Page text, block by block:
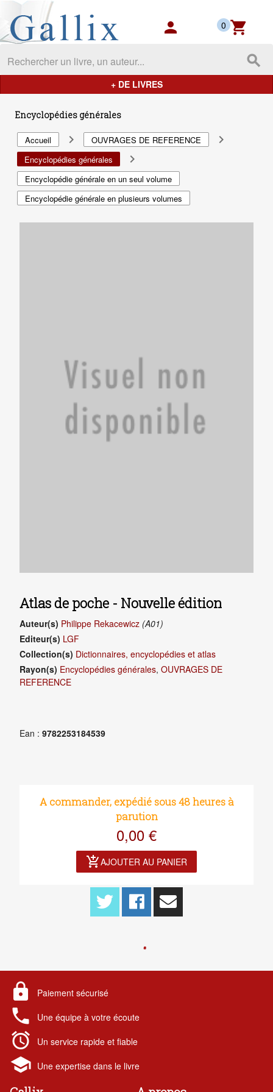
Gallix - les mondes du livres
person shopping_cart
0
search
+ DE LIVRES
Encyclopédies générales
Accueil navigate_next OUVRAGES DE REFERENCE navigate_next
Encyclopédies générales navigate_next
Encyclopédie générale en un seul volume
Encyclopédie générale en plusieurs volumes
Atlas de poche - Nouvelle édition
Auteur(s) Philippe Rekacewicz (A01)
Editeur(s) LGF
Collection(s) Dictionnaires, encyclopédies et atlas
Rayon(s) Encyclopédies générales, OUVRAGES DE
REFERENCE
Ean : 9782253184539
A commander, expédié sous 48 heures à
parution
0,00 €
add_shopping_cartAJOUTER AU PANIER
lock Paiement sécurisé
local_phone Une équipe à votre écoute
alarm Un service rapide et fiable
school Une expertise dans le livre